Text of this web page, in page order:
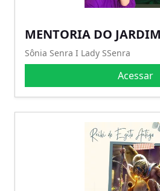
MENTORIA DO
Sônia Senra I Lady SSenra
Acessar